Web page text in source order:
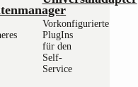
Vorkonfigurierte
PlugIns
für den
Self-
Service